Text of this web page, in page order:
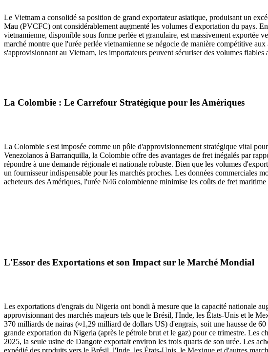
Le Vietnam a consolidé sa position de grand exportateur asiatique, produisant un
Mau (PVCFC) ont considérablement augmenté les volumes d'exportation du pays.
vietnamienne, disponible sous forme perlée et granulaire, est massivement exportée
marché montre que l'urée perlée vietnamienne se négocie de manière compétitive
s'approvisionnant au Vietnam, les importateurs peuvent sécuriser des volumes
La Colombie : Le Carrefour Stratégique pour les Amériques
La Colombie s'est imposée comme un pôle d'approvisionnement stratégique vital
Venezolanos à Barranquilla, la Colombie offre des avantages de fret inégalés par
répondre à une demande régionale et nationale robuste. Bien que les volumes
un fournisseur indispensable pour les marchés proches. Les données commerciales
acheteurs des Amériques, l'urée N46 colombienne minimise les coûts de fret
L'Essor des Exportations et son Impact sur le Marché Mondial
Les exportations d'engrais du Nigeria ont bondi à mesure que la capacité nationale
approvisionnant des marchés majeurs tels que le Brésil, l'Inde, les États-Unis et le
370 milliards de nairas (≈1,29 milliard de dollars US) d'engrais, soit une hausse de
grande exportation du Nigeria (après le pétrole brut et le gaz) pour ce trimestre. Les
2025, la seule usine de Dangote exportait environ les trois quarts de son urée. Les